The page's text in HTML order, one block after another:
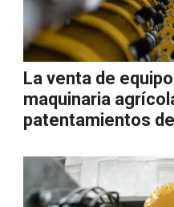
La venta de
maquinaria
patentamientos